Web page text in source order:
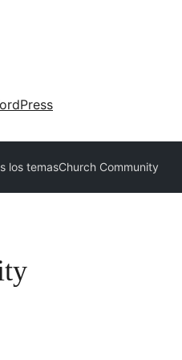
los temasChurch Community